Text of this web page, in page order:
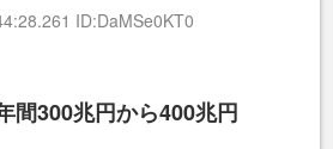
ID:DaMSe0KT0
間300兆円から400兆円